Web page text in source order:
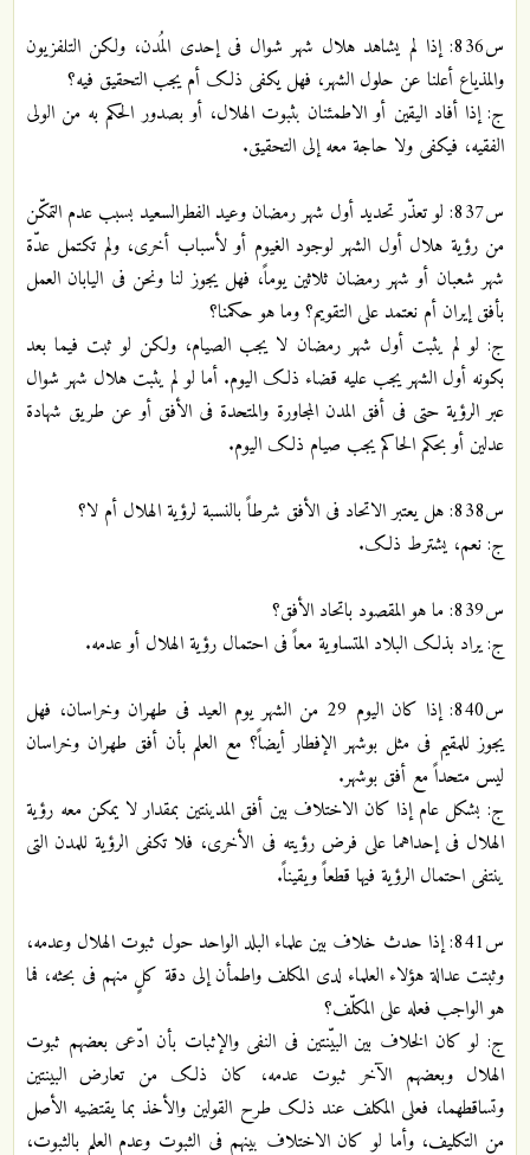
س836: إذا لم یشاهد هلال شهر شوال فی إحدی المُدن، ولکن التلفزیون
والمذیاع أعلنا عن حلول الشهر، فهل یکفی ذلک أم یجب التحقیق فیه؟
ج: إذا أفاد الیقین أو الاطمئنان بثبوت الهلال، أو بصدور الحکم به من الولی
الفقیه، فیکفی ولا حاجة معه إلی التحقیق.
س837: لو تعذّر تحدید أول شهر رمضان وعید الفطرالسعید بسبب عدم التمکّن
من رؤیة هلال أول الشهر لوجود الغیوم أو لأسباب أخری، ولم تکتمل عدّة
شهر شعبان أو شهر رمضان ثلاثین یوماً، فهل یجوز لنا ونحن فی الیابان العمل
بأفق إیران أم نعتمد علی التقویم؟ وما هو حکمنا؟
ج: لو لم یثبت أول شهر رمضان لا یجب الصیام، ولکن لو ثبت فیما بعد
بکونه أول الشهر یجب علیه قضاء ذلک الیوم. أما لو لم یثبت هلال شهر شوال
عبر الرؤیة حتی فی أفق المدن المجاورة والمتحدة فی الأفق أو عن طریق شهادة
عدلین أو بحکم الحاکم یجب صیام ذلک الیوم.
س838: هل یعتبر الاتحاد فی الأفق شرطاً بالنسبة لرؤیة الهلال أم لا؟
ج: نعم، یشترط ذلک.
س839: ما هو المقصود باتحاد الأفق؟
ج: یراد بذلک البلاد المتساویة معاً فی احتمال رؤیة الهلال أو عدمه.
س840: إذا کان الیوم 29 من الشهر یوم العید فی طهران وخراسان، فهل
یجوز للمقیم فی مثل بوشهر الإفطار أیضاً؟ مع العلم بأن أفق طهران وخراسان
لیس متحداً مع أفق بوشهر.
ج: بشکل عام إذا کان الاختلاف بین أفق المدینتین بمقدار لا یمکن معه رؤیة
الهلال فی إحداهما علی فرض رؤیته فی الأخری، فلا تکفی الرؤیة للمدن التی
ینتفی احتمال الرؤیة فیها قطعاً ویقیناً.
س841: إذا حدث خلاف بین علماء البلد الواحد حول ثبوت الهلال وعدمه،
وثبتت عدالة هؤلاء العلماء لدی المکلف واطمأن إلی دقة کلٍ منهم فی بحثه، فما
هو الواجب فعله علی المکلّف؟
ج: لو کان الخلاف بین البیّنتین فی النفی والإثبات بأن ادّعی بعضهم ثبوت
الهلال وبعضهم الآخر ثبوت عدمه، کان ذلک من تعارض البینتین
وتساقطهما، فعلی المکلف عند ذلک طرح القولین والأخذ بما یقتضیه الأصل
من التکلیف، وأما لو کان الاختلاف بینهم فی الثبوت وعدم العلم بالثبوت،